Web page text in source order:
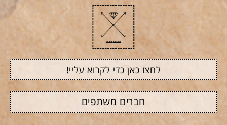
לחצו כאן כדי לקרוא עליי!
חברים משתפים